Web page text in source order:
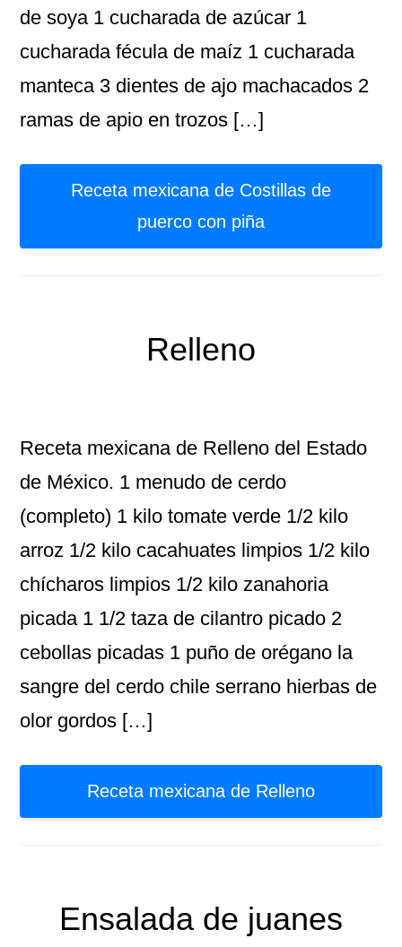
de soya 1 cucharada de azúcar 1
cucharada fécula de maíz 1 cucharada
manteca 3 dientes de ajo machacados 2
ramas de apio en trozos […]
Receta mexicana de Costillas de
puerco con piña
Relleno
Receta mexicana de Relleno del Estado
de México. 1 menudo de cerdo
(completo) 1 kilo tomate verde 1/2 kilo
arroz 1/2 kilo cacahuates limpios 1/2 kilo
chícharos limpios 1/2 kilo zanahoria
picada 1 1/2 taza de cilantro picado 2
cebollas picadas 1 puño de orégano la
sangre del cerdo chile serrano hierbas de
olor gordos […]
Receta mexicana de Relleno
Ensalada de juanes